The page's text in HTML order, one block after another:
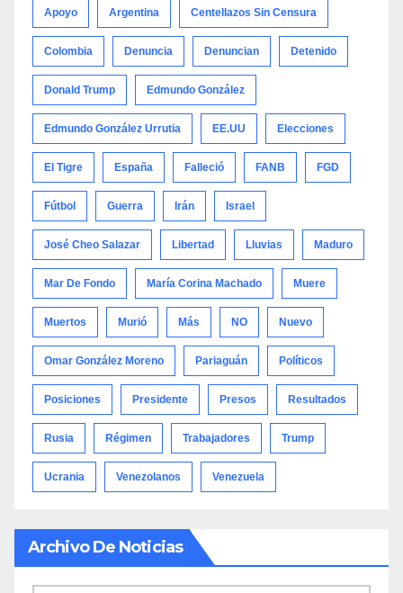
Apoyo Argentina Centellazos Sin Censura
Colombia Denuncia Denuncian Detenido
Donald Trump Edmundo González
Edmundo González Urrutia EE.UU Elecciones
El Tigre España Falleció FANB FGD
Fútbol Guerra Irán Israel
José Cheo Salazar Libertad Lluvias Maduro
Mar De Fondo María Corina Machado Muere
Muertos Murió Más NO Nuevo
Omar González Moreno Pariaguán Políticos
Posiciones Presidente Presos Resultados
Rusia Régimen Trabajadores Trump
Ucrania Venezolanos Venezuela
Archivo De Noticias